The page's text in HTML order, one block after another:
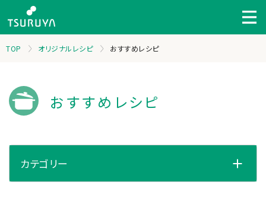
TOP オリジナルレシピ おすすめレシピ
おすすめレシピ
カテゴリー